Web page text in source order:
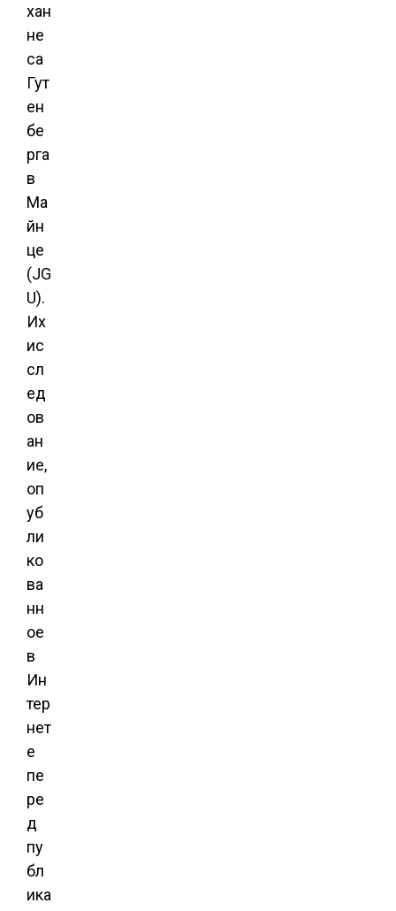
хан
не
са
Гут
ен
бе
рга
в
Ма
йн
це
(JG
U).
Их
ис
сл
ед
ов
ан
ие,
оп
уб
ли
ко
ва
нн
ое
в
Ин
тер
нет
е
пе
ре
д
пу
бл
ика